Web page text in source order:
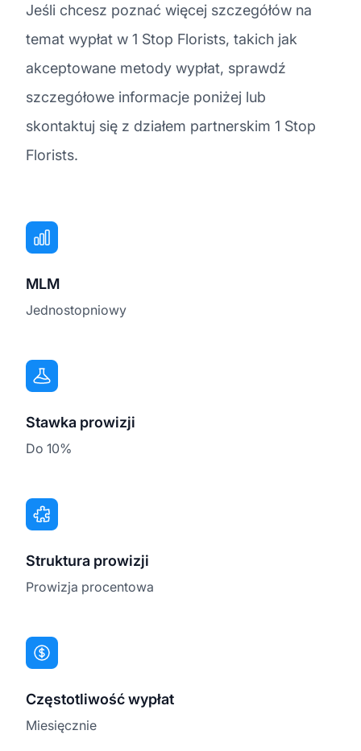
Jeśli chcesz poznać więcej szczegółów na
temat wypłat w 1 Stop Florists, takich jak
akceptowane metody wypłat, sprawdź
szczegółowe informacje poniżej lub
skontaktuj się z działem partnerskim 1 Stop
Florists.
MLM
Jednostopniowy
Stawka prowizji
Do 10%
Struktura prowizji
Prowizja procentowa
Częstotliwość wypłat
Miesięcznie